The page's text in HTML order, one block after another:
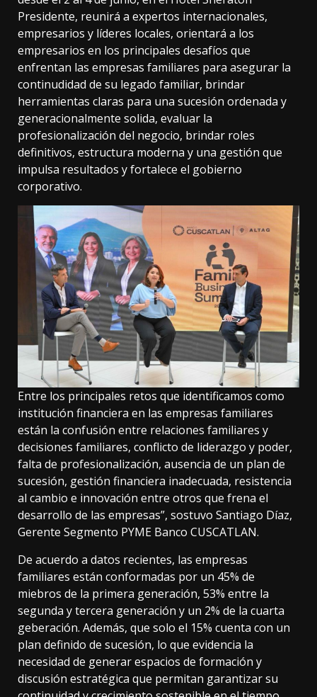
Presidente, reunirá a expertos internacionales,
empresarios y líderes locales, orientará a los
empresarios en los principales desafíos que
enfrentan las empresas familiares para asegurar la
continudidad de su legado familiar, brindar
herramientas claras para una sucesión ordenada y
generacionalmente solida, evaluar la
profesionalización del negocio, brindar roles
definitivos, estructura moderna y una gestión que
impulsa resultados y fortalece el gobierno
corporativo.
Entre los principales retos que identificamos como
institución financiera en las empresas familiares
están la confusión entre relaciones familiares y
decisiones familiares, conflicto de liderazgo y poder,
falta de profesionalización, ausencia de un plan de
sucesión, gestión financiera inadecuada, resistencia
al cambio e innovación entre otros que frena el
desarrollo de las empresas”, sostuvo Santiago Díaz,
Gerente Segmento PYME Banco CUSCATLAN.
De acuerdo a datos recientes, las empresas
familiares están conformadas por un 45% de
miebros de la primera generación, 53% entre la
segunda y tercera generación y un 2% de la cuarta
geberación. Además, que solo el 15% cuenta con un
plan definido de sucesión, lo que evidencia la
necesidad de generar espacios de formación y
discusión estratégica que permitan garantizar su